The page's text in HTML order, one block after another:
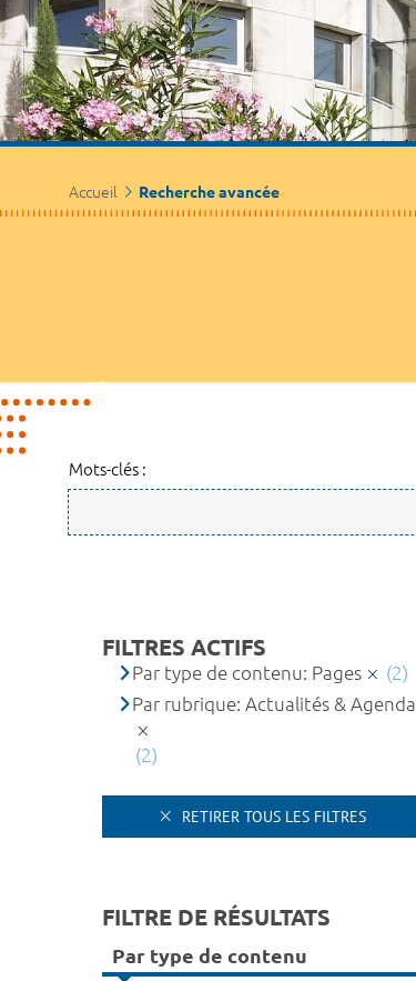
Accueil Recherche avancée
Mots-clés :
FILTRES ACTIFS
Par type de contenu: Pages
(2)
Par rubrique: Actualités & Agenda
(2)
RETIRER TOUS LES FILTRES
FILTRE DE RÉSULTATS
Par type de contenu